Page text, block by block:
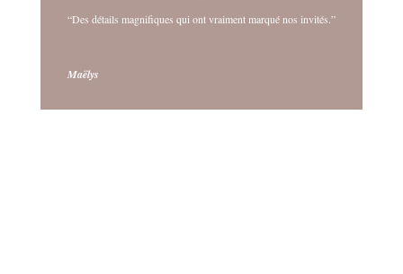
“Des détails magnifiques qui ont vraiment marqué nos invités.”
Maëlys